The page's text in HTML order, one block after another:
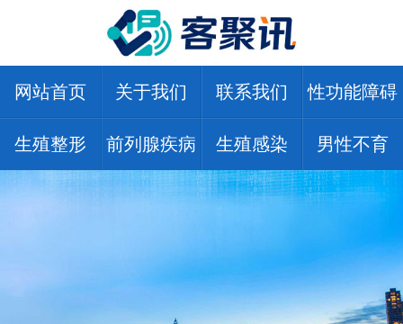
网站首页 关于我们 联系我们 性功能障碍
生殖整形 前列腺疾病 生殖感染 男性不育